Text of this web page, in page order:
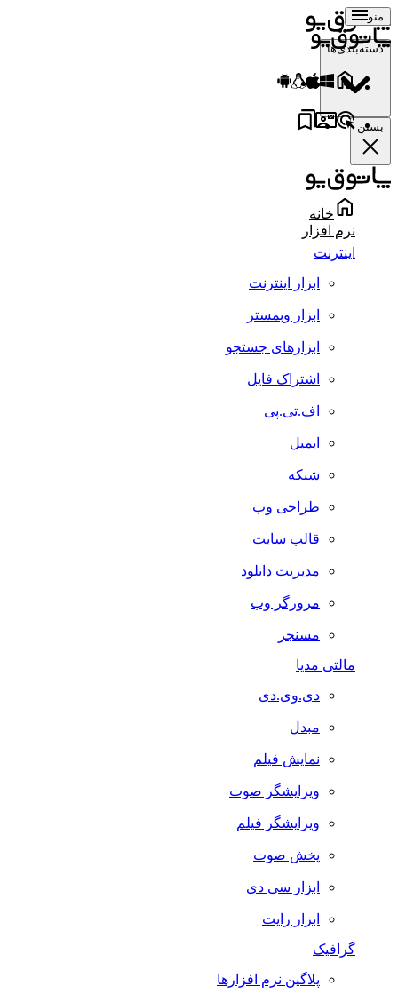
منو
دسته‌بندی‌ها
بستن
خانه
نرم افزار
اینترنت
ابزار اینترنت
ابزار وبمستر
ابزارهای جستجو
اشتراک فایل
اف.تی.پی
ایمیل
شبکه
طراحی وب
قالب سایت
مدیریت دانلود
مرورگر وب
مسنجر
مالتی مدیا
دی.وی.دی
مبدل
نمایش فیلم
ویرایشگر صوت
ویرایشگر فیلم
پخش صوت
ابزار سی دی
ابزار رایت
گرافیک
پلاگین نرم افزارها